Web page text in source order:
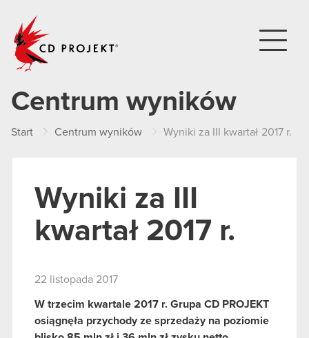
Centrum wyników
Start Centrum wyników Wyniki za III kwartał 2017 r.
Wyniki za III
kwartał 2017 r.
22 listopada 2017
W trzecim kwartale 2017 r. Grupa CD PROJEKT
osiągnęła przychody ze sprzedaży na poziomie